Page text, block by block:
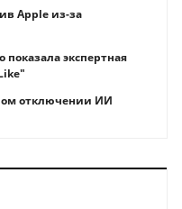
Apple из-за
экспертная
отключении ИИ